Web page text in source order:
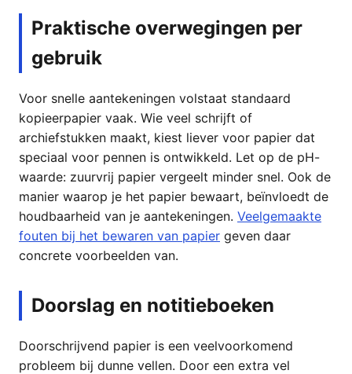
Praktische overwegingen per
gebruik
Voor snelle aantekeningen volstaat standaard
kopieerpapier vaak. Wie veel schrijft of
archiefstukken maakt, kiest liever voor papier dat
speciaal voor pennen is ontwikkeld. Let op de pH-
waarde: zuurvrij papier vergeelt minder snel. Ook de
manier waarop je het papier bewaart, beïnvloedt de
houdbaarheid van je aantekeningen. Veelgemaakte
fouten bij het bewaren van papier geven daar
concrete voorbeelden van.
Doorslag en notitieboeken
Doorschrijvend papier is een veelvoorkomend
probleem bij dunne vellen. Door een extra vel